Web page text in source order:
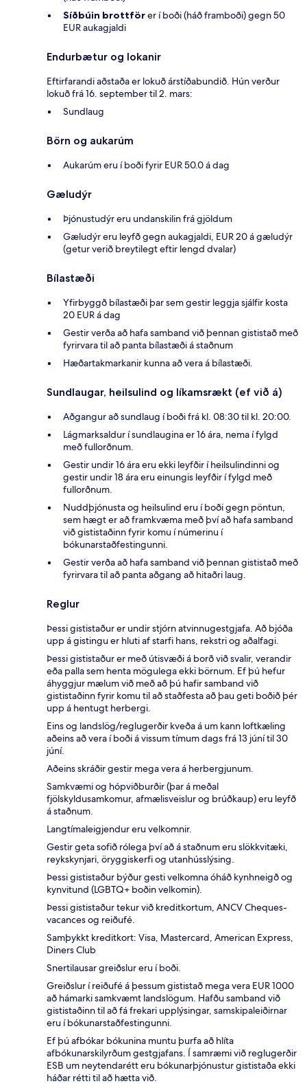
Síðbúin brottförer í boði (háð framboði) gegn 50
EUR aukagjaldi
Endurbætur og lokanir
Eftirfarandi aðstaða er lokuð árstíðabundið. Hún verður
lokuð frá 16. september til 2. mars:
Sundlaug
Börn og aukarúm
Aukarúm eru í boði fyrir EUR 50.0 á dag
Gæludýr
Þjónustudýr eru undanskilin frá gjöldum
Gæludýr eru leyfð gegn aukagjaldi, EUR 20 á gæludýr
(getur verið breytilegt eftir lengd dvalar)
Bílastæði
Yfirbyggð bílastæði þar sem gestir leggja sjálfir kosta
20 EUR á dag
Gestir verða að hafa samband við þennan gististað með
fyrirvara til að panta bílastæði á staðnum
Hæðartakmarkanir kunna að vera á bílastæði.
Sundlaugar, heilsulind og líkamsrækt (ef við á)
Aðgangur að sundlaug í boði frá kl. 08:30 til kl. 20:00.
Lágmarksaldur í sundlaugina er 16 ára, nema í fylgd
með fullorðnum.
Gestir undir 16 ára eru ekki leyfðir í heilsulindinni og
gestir undir 18 ára eru einungis leyfðir í fylgd með
fullorðnum.
Nuddþjónusta og heilsulind eru í boði gegn pöntun,
sem hægt er að framkvæma með því að hafa samband
við gististaðinn fyrir komu í númerinu í
bókunarstaðfestingunni.
Gestir verða að hafa samband við þennan gististað með
fyrirvara til að panta aðgang að hitaðri laug.
Reglur
Þessi gististaður er undir stjórn atvinnugestgjafa. Að bjóða
upp á gistingu er hluti af starfi hans, rekstri og aðalfagi.
Þessi gististaður er með útisvæði á borð við svalir, verandir
eða palla sem henta mögulega ekki börnum. Ef þú hefur
áhyggjur mælum við með að þú hafir samband við
gististaðinn fyrir komu til að staðfesta að þau geti boðið þér
upp á hentugt herbergi.
Eins og landslög/reglugerðir kveða á um kann loftkæling
aðeins að vera í boði á vissum tímum dags frá 13 júní til 30
júní.
Aðeins skráðir gestir mega vera á herbergjunum.
Samkvæmi og hópviðburðir (þar á meðal
fjölskyldusamkomur, afmælisveislur og brúðkaup) eru leyfð
á staðnum.
Langtímaleigjendur eru velkomnir.
Gestir geta sofið rólega því að á staðnum eru slökkvitæki,
reykskynjari, öryggiskerfi og utanhússlýsing.
Þessi gististaður býður gesti velkomna óháð kynhneigð og
kynvitund (LGBTQ+ boðin velkomin).
Þessi gististaður tekur við kreditkortum, ANCV Cheques-
vacances og reiðufé.
Samþykkt kreditkort: Visa, Mastercard, American Express,
Diners Club
Snertilausar greiðslur eru í boði.
Greiðslur í reiðufé á þessum gististað mega vera EUR 1000
að hámarki samkvæmt landslögum. Hafðu samband við
gististaðinn til að fá frekari upplýsingar, samskipaleiðirnar
eru í bókunarstaðfestingunni.
Ef þú afbókar bókunina muntu þurfa að hlíta
afbókunarskilyrðum gestgjafans. Í samræmi við reglugerðir
ESB um neytendarétt eru bókunarþjónustur gististaða ekki
háðar rétti til að hætta við.